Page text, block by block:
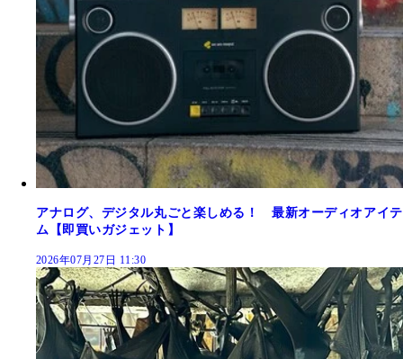
アナログ、デジタル丸ごと楽しめる！ 最新オーディオアイテ
ム【即買いガジェット】
2026年07月27日 11:30